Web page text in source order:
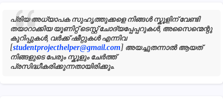
പ്രിയ അധ്യാപക സുഹൃത്തുക്കളെ നിങ്ങൾ സ്കൂളിന് വേണ്ടി
തയാറാക്കിയ യൂണിറ്റ് ടെസ്റ്റ് ചോദ്യപ്പേപ്പറുകൾ, അസൈന്മെന്റു
കുറിപ്പുകൾ, വർക്ക് ഷീറ്റുകൾ എന്നിവ
[studentprojecthelper@gmail.com] അയച്ചുതന്നാൽ ആയത്
നിങ്ങളുടെ പേരും സ്കൂളും ചേർത്ത്
പ്രസിദ്ധീകരിക്കുന്നതായിരിക്കും.